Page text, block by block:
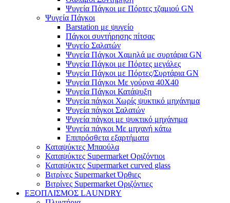
Ψυγεία Πάγκοι με Πόρτες τζαμιού GN
Ψυγεία Πάγκοι
Barstation με ψυγείο
Πάγκοι συντήρησης πίτσας
Ψυγείο Σαλατών
Ψυγεία Πάγκοι Χαμηλά με συρτάρια GN
Ψυγεία Πάγκοι με Πόρτες μεγάλες
Ψυγεία Πάγκοι με Πόρτες/Συρτάρια GN
Ψυγεία Πάγκοι Με γούρνα 40Χ40
Ψυγεία Πάγκοι Κατάψυξη
Ψυγεία πάγκοι Χωρίς ψυκτικό μηχάνημα
Ψυγεία πάγκοι Σαλατών
Ψυγεία πάγκοι με ψυκτικό μηχάνημα
Ψυγεία πάγκοι Με μηχανή κάτω
Επιπρόσθετα εξαρτήματα
Καταψύκτες Μπαούλα
Καταψύκτες Supermarket Οριζόντιοι
Καταψύκτες Supermarket curved glass
Βιτρίνες Supermarket Όρθιες
Βιτρίνες Supermarket Οριζόντιες
ΕΞΟΠΛΙΣΜΟΣ LAUNDRY